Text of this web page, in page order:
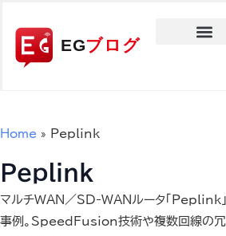
Home » Peplink
Peplink
マルチWAN／SD-WANルータ「Peplink
事例。SpeedFusion技術や複数回線の冗